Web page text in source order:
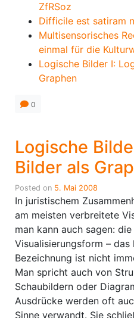
ZfRSoz
Difficile est satiram
Multisensorisches
einmal für die
Logische Bilder I:
Graphen
0
Logische
Bilder als
Posted on 5. Mai 2008
In juristischem
am meisten verbreitete
man kann auch sagen:
Visualisierungsform – das
Bezeichnung ist nicht
Man spricht auch von
Schaubildern oder
Ausdrücke werden oft
Sinne verwandt. Sie